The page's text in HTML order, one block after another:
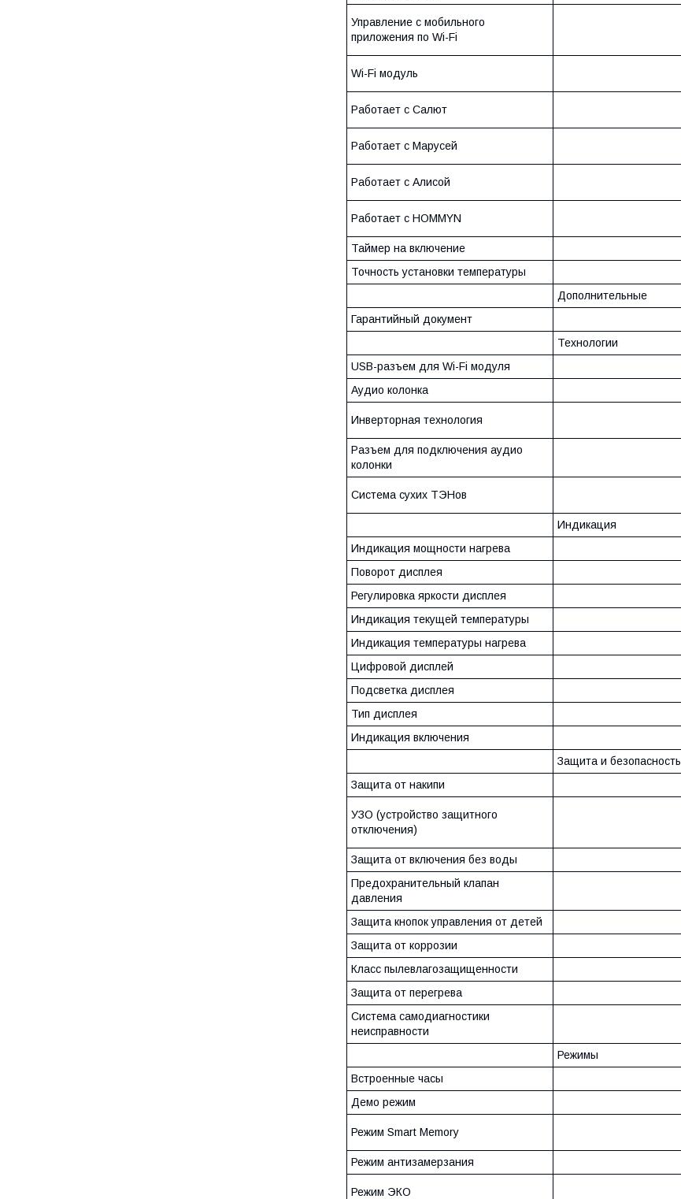
Управление c мобильного
приложения по Wi-Fi
Wi-Fi модуль
Работает с Салют
Работает с Марусей
Работает с Алисой
Работает с HOMMYN
Таймер на включение
Точность установки температуры
Дополнительные
Гарантийный документ
Технологии
USB-разъем для Wi-Fi модуля
Аудио колонка
Инверторная технология
Разъем для подключения аудио
колонки
Система сухих ТЭНов
Индикация
Индикация мощности нагрева
Поворот дисплея
Регулировка яркости дисплея
Индикация текущей температуры
Индикация температуры нагрева
Цифровой дисплей
Подсветка дисплея
Тип дисплея
Индикация включения
Защита и безопасность
Защита от накипи
УЗО (устройство защитного
отключения)
Защита от включения без воды
Предохранительный клапан
давления
Защита кнопок управления от детей
Защита от коррозии
Класс пылевлагозащищенности
Защита от перегрева
Система самодиагностики
неисправности
Режимы
Встроенные часы
Демо режим
Режим Smart Memory
Режим антизамерзания
Режим ЭКО